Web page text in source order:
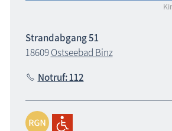
Strandabgang 51
18609Ostseebad Binz
Notruf: 112